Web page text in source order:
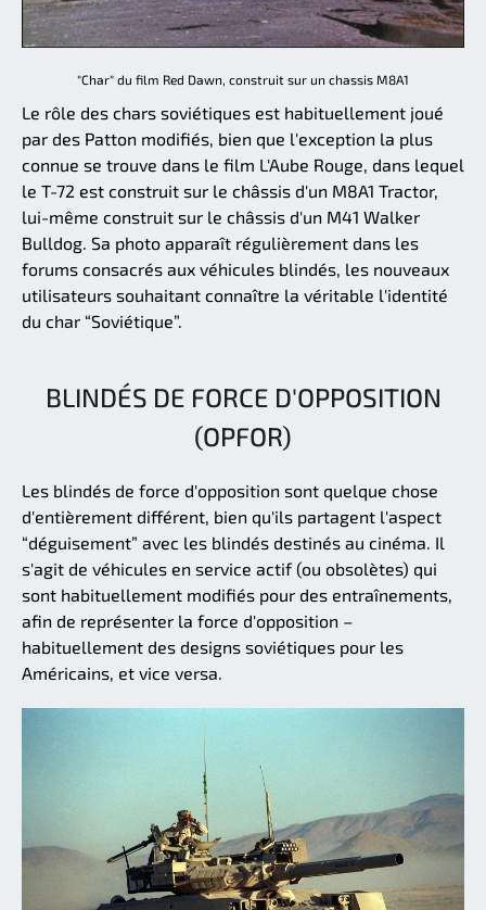
"Char" du film Red Dawn, construit sur un chassis M8A1
Le rôle des chars soviétiques est habituellement joué
par des Patton modifiés, bien que l'exception la plus
connue se trouve dans le film L'Aube Rouge, dans lequel
le T-72 est construit sur le châssis d'un M8A1 Tractor,
lui-même construit sur le châssis d'un M41 Walker
Bulldog. Sa photo apparaît régulièrement dans les
forums consacrés aux véhicules blindés, les nouveaux
utilisateurs souhaitant connaître la véritable l'identité
du char “Soviétique”.
BLINDÉS DE FORCE D'OPPOSITION
(OPFOR)
Les blindés de force d'opposition sont quelque chose
d'entièrement différent, bien qu'ils partagent l'aspect
“déguisement” avec les blindés destinés au cinéma. Il
s'agit de véhicules en service actif (ou obsolètes) qui
sont habituellement modifiés pour des entraînements,
afin de représenter la force d'opposition –
habituellement des designs soviétiques pour les
Américains, et vice versa.